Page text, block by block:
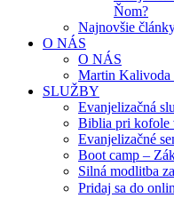
Ňom?
Najnovšie
O NÁS
O NÁS
Martin
SLUŽBY
Evanjelizačná
Biblia pri kofole
Evanjelizačné
Boot camp –
Silná modlitba
Pridaj sa do